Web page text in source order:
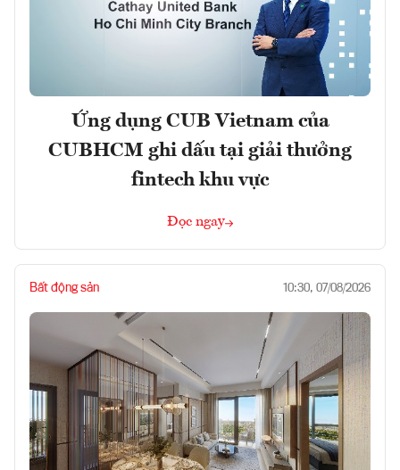
Ứng dụng CUB Vietnam của
CUBHCM ghi dấu tại giải thưởng
fintech khu vực
Đọc ngay
Bất động sản 10:30, 07/08/2026